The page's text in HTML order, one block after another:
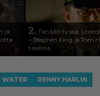
ja
2. Tänään tv:ssä:
– Stephen King ja Tom
takeina
WATER RENNY HARLIN